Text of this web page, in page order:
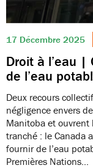
17 Décembre 2025
Droit à l’eau |
de l’eau
Deux recours
négligence envers
Manitoba et ouvrent
tranché : le Canada
fournir de l’eau
Premières Nations…